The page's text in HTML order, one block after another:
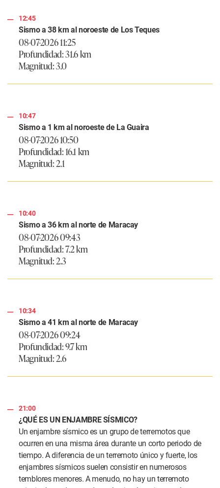
12:45
Sismo a 38 km al noroeste de Los Teques
08-07-2026 11:25
Profundidad: 31.6 km
Magnitud: 3.0
10:47
Sismo a 1 km al noroeste de La Guaira
08-07-2026 10:50
Profundidad: 16.1 km
Magnitud: 2.1
10:40
Sismo a 36 km al norte de Maracay
08-07-2026 09:43
Profundidad: 7.2 km
Magnitud: 2.3
10:34
Sismo a 41 km al norte de Maracay
08-07-2026 09:24
Profundidad: 9.7 km
Magnitud: 2.6
21:00
¿QUÉ ES UN ENJAMBRE SÍSMICO?
Un enjambre sísmico es un grupo de terremotos que
ocurren en una misma área durante un corto periodo de
tiempo. A diferencia de un terremoto único y fuerte, los
enjambres sísmicos suelen consistir en numerosos
temblores menores. A menudo, no hay un terremoto